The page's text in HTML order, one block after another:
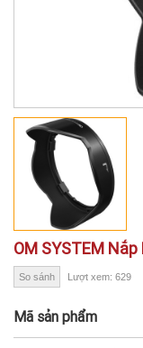
OM SYSTEM
So sánh Lượt xem: 629
Mã sản phẩm